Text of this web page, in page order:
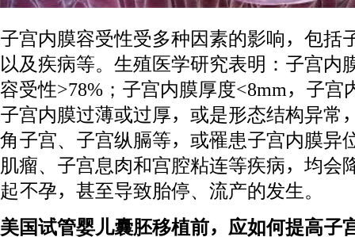
子宫内膜容受性受多种因素的影响，包括
以及疾病等。生殖医学研究表明：子宫内
容受性>78%；子宫内膜厚度<8mm，子宫
子宫内膜过薄或过厚，或是形态结构异常
角子宫、子宫纵膈等，或罹患子宫内膜异
肌瘤、子宫息肉和宫腔粘连等疾病，均会
起不孕，甚至导致胎停、流产的发生。
美国试管婴儿囊胚移植前，应如何提高子